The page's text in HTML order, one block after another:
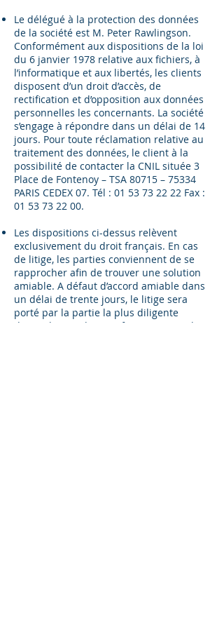
Le délégué à la protection des données
de la société est M. Peter Rawlingson.
Conformément aux dispositions de la loi
du 6 janvier 1978 relative aux fichiers, à
l’informatique et aux libertés, les clients
disposent d’un droit d’accès, de
rectification et d’opposition aux données
personnelles les concernants. La société
s’engage à répondre dans un délai de 14
jours. Pour toute réclamation relative au
traitement des données, le client à la
possibilité de contacter la CNIL située 3
Place de Fontenoy – TSA 80715 – 75334
PARIS CEDEX 07. Tél : 01 53 73 22 22 Fax :
01 53 73 22 00.
Les dispositions ci-dessus relèvent
exclusivement du droit français. En cas
de litige, les parties conviennent de se
rapprocher afin de trouver une solution
amiable. A défaut d’accord amiable dans
un délai de trente jours, le litige sera
porté par la partie la plus diligente
devant les juridictions françaises, seules